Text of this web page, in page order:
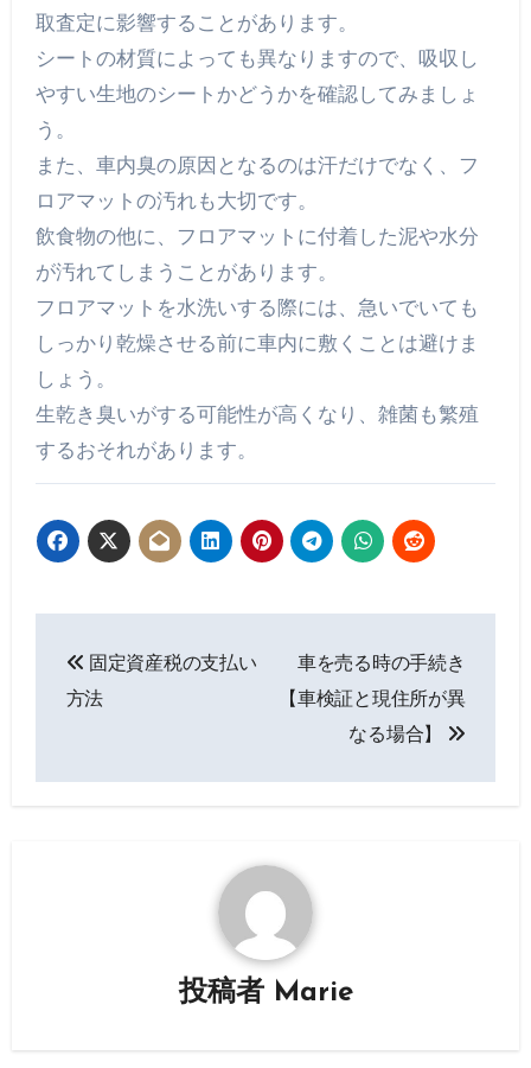
取査定に影響することがあります。
シートの材質によっても異なりますので、吸収し
やすい生地のシートかどうかを確認してみましょ
う。
また、車内臭の原因となるのは汗だけでなく、フ
ロアマットの汚れも大切です。
飲食物の他に、フロアマットに付着した泥や水分
が汚れてしまうことがあります。
フロアマットを水洗いする際には、急いでいても
しっかり乾燥させる前に車内に敷くことは避けま
しょう。
生乾き臭いがする可能性が高くなり、雑菌も繁殖
するおそれがあります。
稿
ビ
固定資産税の支払い
方法
車を売る時の手続き
【車検証と現住所が異
なる場合】
投稿者 Marie